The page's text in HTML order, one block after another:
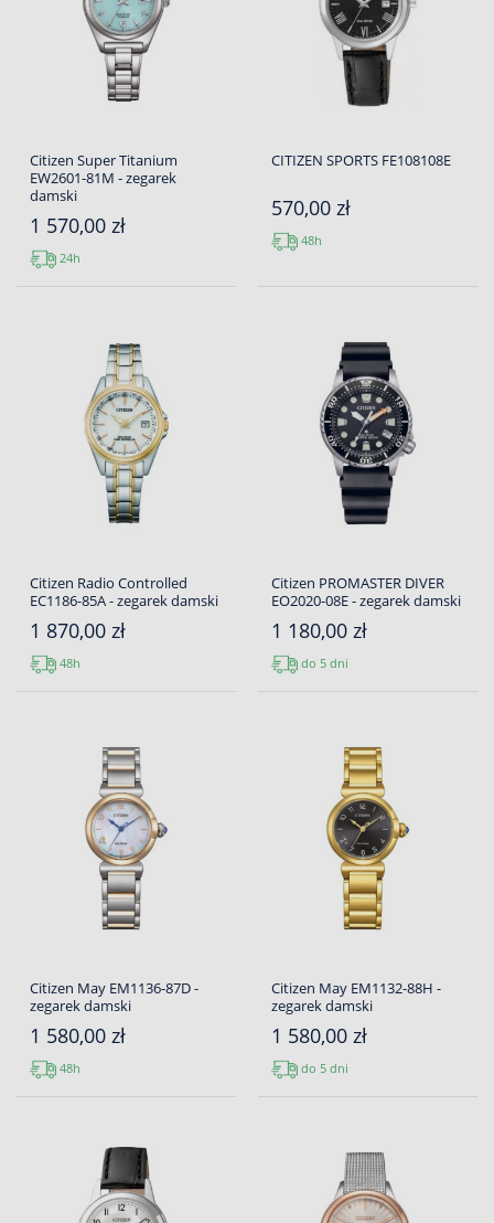
Citizen Super Titanium
EW2601-81M - zegarek
damski
1 570,00 zł
24h
CITIZEN SPORTS FE108108E
570,00 zł
48h
Citizen Radio Controlled
EC1186-85A - zegarek damski
1 870,00 zł
48h
Citizen PROMASTER DIVER
EO2020-08E - zegarek damski
1 180,00 zł
do 5 dni
Citizen May EM1136-87D -
zegarek damski
1 580,00 zł
48h
Citizen May EM1132-88H -
zegarek damski
1 580,00 zł
do 5 dni